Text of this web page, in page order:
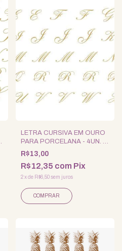
LETRA CURSIVA EM OURO
PARA PORCELANA - 4UN. -
MINI -
R$13,00
R$12,35 com Pix
2xde R$6,50sem juros
COMPRAR